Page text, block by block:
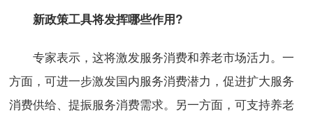
新政策工具将发挥哪些作用?
专家表示，这将激发服务消费和养老市场活力。一
方面，可进一步激发国内服务消费潜力，促进扩大服务
消费供给、提振服务消费需求。另一方面，可支持养老